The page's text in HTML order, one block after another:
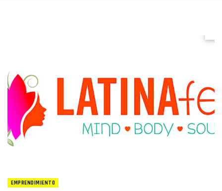
EMPRENDIMIENTO